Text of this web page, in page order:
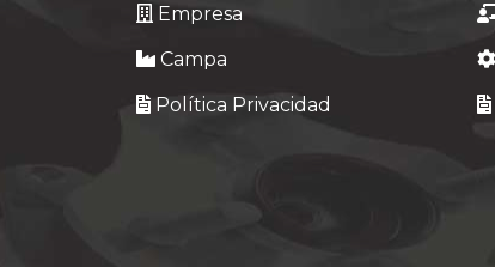
Empresa
Campa
Política Privacidad